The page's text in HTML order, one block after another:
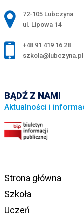
Adres pocztowy:
72-105 Lubczyna
ul. Lipowa 14
+48 91 419 16 28
szkola@lubczyna.pl
BĄDŹ Z NAMI
Aktualności i
Strona główna
Szkoła
Uczeń